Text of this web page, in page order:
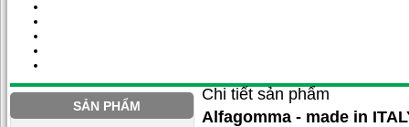
SẢN PHẨM
Chi tiết sản phẩm
Alfagomma - made in